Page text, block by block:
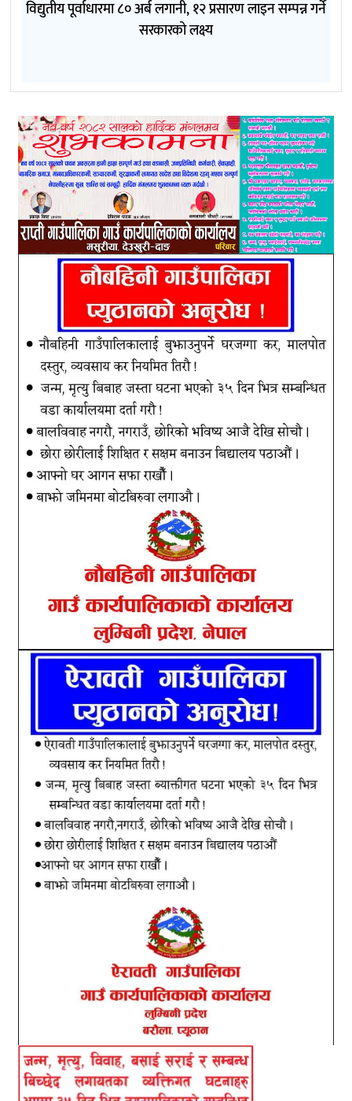
विद्युतीय पूर्वाधारमा ८० अर्ब लगानी, १२ प्रसारण लाइन सम्पन्न गर्ने
सरकारको लक्ष्य